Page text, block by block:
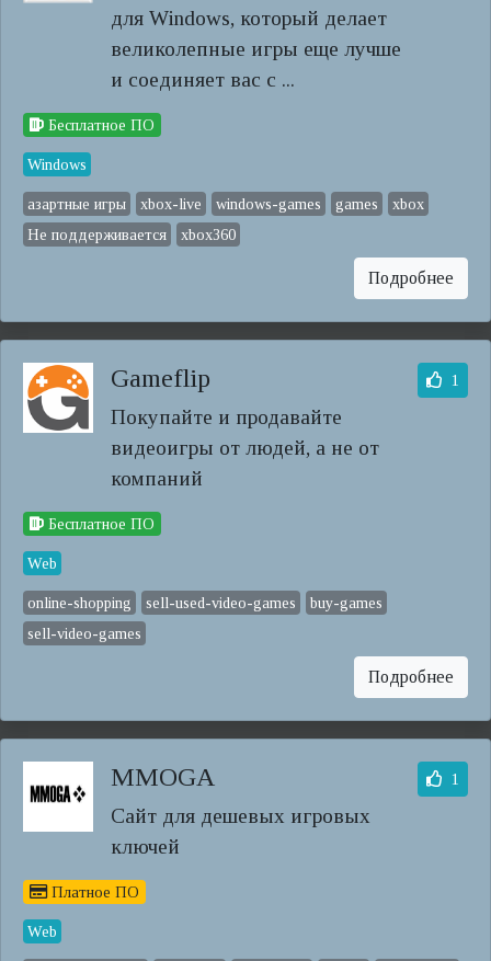
для Windows, который делает
великолепные игры еще лучше
и соединяет вас с ...
Бесплатное ПО
Windows
азартные игры xbox-live windows-games games
xbox
Не поддерживается
xbox360
Подробнее
Gameflip
Покупайте и продавайте
видеоигры от людей, а не от
компаний
1
Бесплатное ПО
Web
online-shopping sell-used-video-games
buy-games
sell-video-games
Подробнее
MMOGA
Сайт для дешевых игровых
ключей
1
Платное ПО
Web